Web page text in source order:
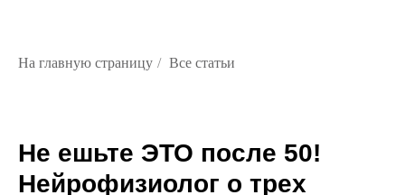
На главную страницу / Все статьи
Не ешьте ЭТО после 50!
Нейрофизиолог о трех